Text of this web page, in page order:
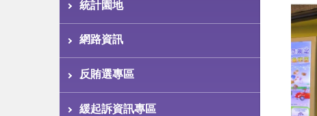
統計園地
網路資訊
反賄選專區
緩起訴資訊專區